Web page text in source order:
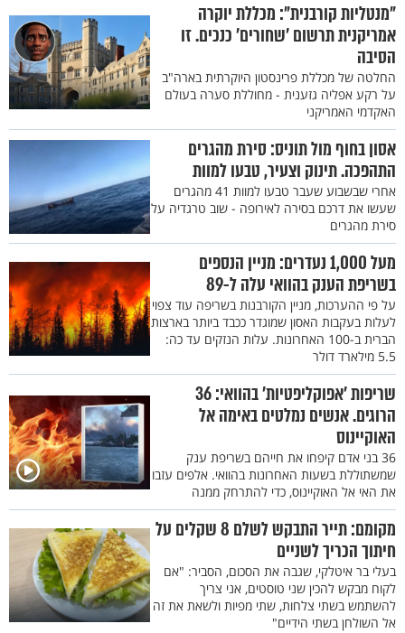
"מנטליות קורבנית": מכללת יוקרה
אמריקנית תרשום 'שחורים' כנכים. זו
הסיבה
החלטה של מכללת פרינסטון היוקרתית בארה"ב
על רקע אפליה גזענית - מחוללת סערה בעולם
האקדמי האמריקני
אסון בחוף מול תוניס: סירת מהגרים
התהפכה. תינוק וצעיר, טבעו למוות
אחרי שבשבוע שעבר טבעו למוות 41 מהגרים
שעשו את דרכם בסירה לאירופה - שוב טרגדיה על
סירת מהגרים
מעל 1,000 נעדרים: מניין הנספים
בשריפת הענק בהוואי עלה ל-89
על פי ההערכות, מניין הקורבנות בשריפה עוד צפוי
לעלות בעקבות האסון שמוגדר ככבד ביותר בארצות
הברית ב-100 האחרונות. עלות הנזקים עד כה:
5.5 מילארד דולר
שריפות 'אפוקליפטיות' בהוואי: 36
הרוגים. אנשים נמלטים באימה אל
האוקיינוס
36 בני אדם קיפחו את חייהם בשריפת ענק
שמשתוללת בשעות האחרונות בהוואי. אלפים עזבו
את האי אל האוקיינוס, כדי להתרחק ממנה
מקומם: תייר התבקש לשלם 8 שקלים על
חיתוך הכריך לשניים
בעלי בר איטלקי, שגבה את הסכום, הסביר: "אם
לקוח מבקש להכין שני טוסטים, אני צריך
להשתמש בשתי צלחות, שתי מפיות ולשאת את זה
אל השולחן בשתי הידיים"